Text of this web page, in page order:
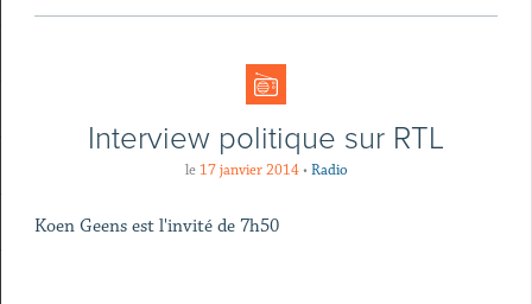
Interview politique sur RTL
le 17 janvier 2014 • Radio
Koen Geens est l'invité de 7h50